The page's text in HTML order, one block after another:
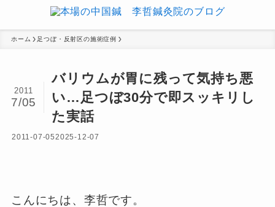
ホーム 足つぼ・反射区の施術症例
バリウムが胃に残って気持ち悪
い…足つぼ30分で即スッキリし
た実話
2011
7/05
2011-07-052025-12-07
こんにちは、李哲です。